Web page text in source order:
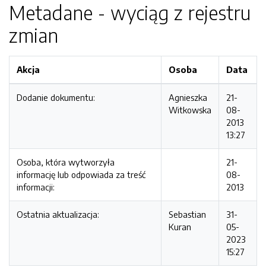
Metadane - wyciąg z rejestru
zmian
Akcja Osoba Data
Dodanie dokumentu:
Agnieszka
Witkowska
21-
08-
2013
13:27
Osoba, która wytworzyła
informację lub odpowiada za treść
informacji:
21-
08-
2013
Ostatnia aktualizacja:
Sebastian
Kuran
31-
05-
2023
15:27